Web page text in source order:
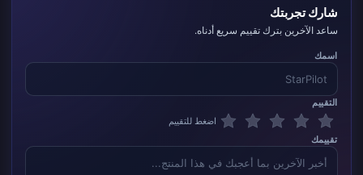
شارك تجربتك
ساعد الآخرين بترك تقييم سريع أدناه.
اسمك
التقييم
اضغط للتقييم
تقييمك